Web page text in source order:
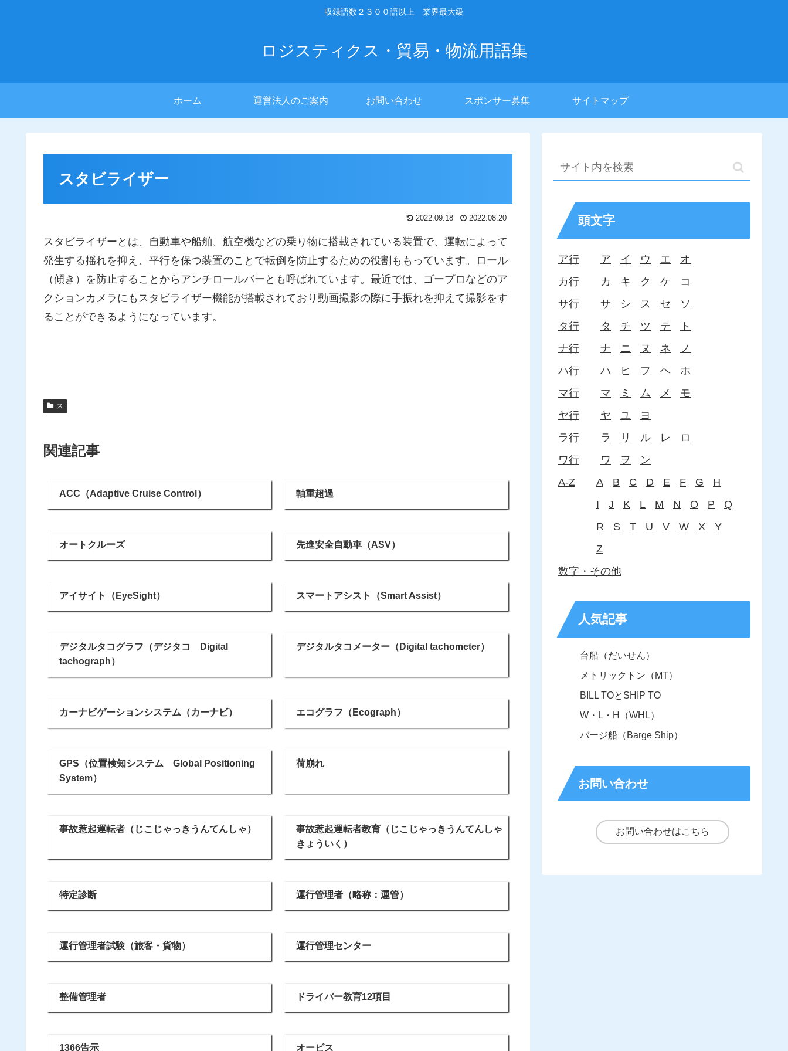
収録語数２３００語以上 業界最大級
ロジスティクス・貿易・物流用語集
ホーム 運営法人のご案内 お問い合わせ スポンサー募集 サイトマップ
スタビライザー
2022.09.18 2022.08.20
スタビライザーとは、自動車や船舶、航空機などの乗り物に搭載されている装置で、運転によって
発生する揺れを抑え、平行を保つ装置のことで転倒を防止するための役割ももっています。ロール
（傾き）を防止することからアンチロールバーとも呼ばれています。最近では、ゴープロなどのア
クションカメラにもスタビライザー機能が搭載されており動画撮影の際に手振れを抑えて撮影をす
ることができるようになっています。
ス
関連記事
ACC（Adaptive Cruise Control） 軸重超過
オートクルーズ 先進安全自動車（ASV）
アイサイト（EyeSight） スマートアシスト（Smart Assist）
デジタルタコグラフ（デジタコ Digital
tachograph）
デジタルタコメーター（Digital tachometer）
カーナビゲーションシステム（カーナビ） エコグラフ（Ecograph）
GPS（位置検知システム Global Positioning
System）
荷崩れ
事故惹起運転者（じこじゃっきうんてんしゃ）
事故惹起運転者教育（じこじゃっきうんてんしゃ
きょういく）
特定診断 運行管理者（略称：運管）
運行管理者試験（旅客・貨物） 運行管理センター
整備管理者 ドライバー教育12項目
1366告示 オービス
頭文字
ア行 ア イ ウ エ
オ
カ行
カ キ ク ケ
コ
サ行
サ シ ス セ
ソ
タ行
タ チ ツ テ
ト
ナ行
ナ ニ ヌ ネ
ノ
ハ行
ハ ヒ フ ヘ
ホ
マ行
マ ミ ム メ
モ
ヤ行
ヤ ユ
ヨ
ラ行
ラ リ ル レ
ロ
ワ行
ワ ヲ
ン
A-Z
A B C D E F G
H
I
J K L M N O P
Q
R
S T U V W X
Y
Z
数字・その他
人気記事
台船（だいせん）
メトリックトン（MT）
BILL TOとSHIP TO
W・L・H（WHL）
バージ船（Barge Ship）
お問い合わせ
お問い合わせはこちら